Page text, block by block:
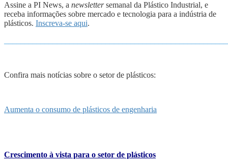
Assine a PI News, a newslettersemanal da Plástico Industrial, e
receba informações sobre mercado e tecnologia para a indústria de
plásticos. Inscreva-se aqui.
Confira mais notícias sobre o setor de plásticos:
Aumenta o consumo de plásticos de engenharia
Crescimento à vista para o setor de plásticos